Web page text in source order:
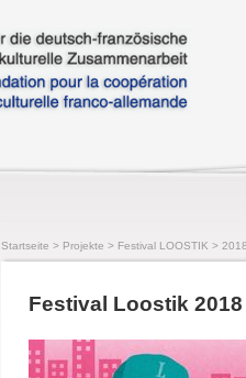
Startseite > Projekte > Festival LOOSTIK >
Festival Loostik 2018